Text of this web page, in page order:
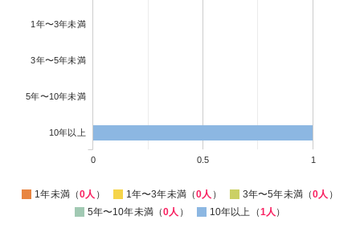
1年〜3年未満
3年〜5年未満
5年〜10年未満
10年以上
0 0.5 1
1年未満（0人 ） 1年〜3年未満（0人 ） 3年〜5年未満（0人 ）
5年〜10年未満（0人 ） 10年以上（1人 ）